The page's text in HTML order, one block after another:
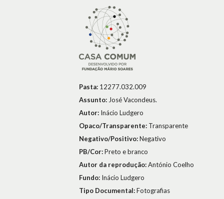
Pasta: 12277.032.009
Assunto: José Vacondeus.
Autor: Inácio Ludgero
Opaco/Transparente: Transparente
Negativo/Positivo:Negativo
PB/Cor:Preto e branco
Autor da reprodução:António Coelho
Fundo: Inácio Ludgero
Tipo Documental:Fotografias